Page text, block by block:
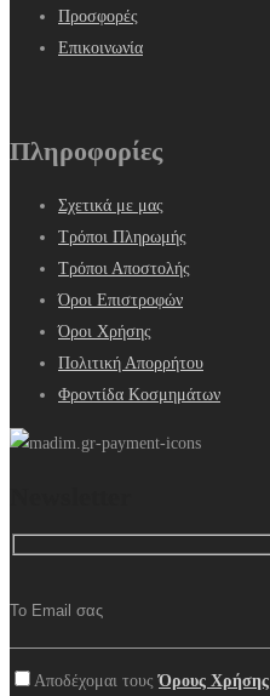
Προσφορές
Επικοινωνία
Πληροφορίες
Σχετικά με μας
Τρόποι Πληρωμής
Τρόποι Αποστολής
Όροι Επιστροφών
Όροι Χρήσης
Πολιτική Απορρήτου
Φροντίδα Κοσμημάτων
Αποδέχομαι τουςΌρους Χρήσης